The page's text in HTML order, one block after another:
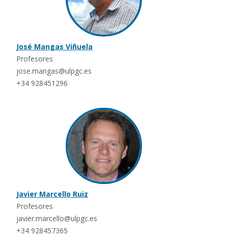
José Mangas Viñuela
Profesores
jose.mangas@ulpgc.es
+34 928451296
Javier Marcello Ruiz
Profesores
javier.marcello@ulpgc.es
+34 928457365